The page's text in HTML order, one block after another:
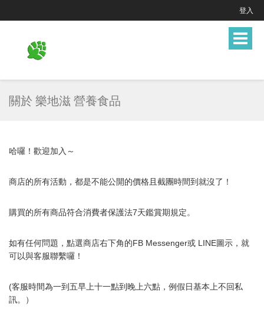
登入
Toggle
關於 樂地滋 營養食品
哈囉！歡迎加入～
商店的所有活動，都是不能公開的價格且截團時間到就沒了！
購買的所有商品符合消費者保護法7天鑑賞期規定。
如有任何問題，點選商店右下角的FB Messenger或 LINE圖示，就
可以與客服聯繫囉！
(客服時間為一到五早上十一點到晚上六點，例假日基本上不回私
訊。）